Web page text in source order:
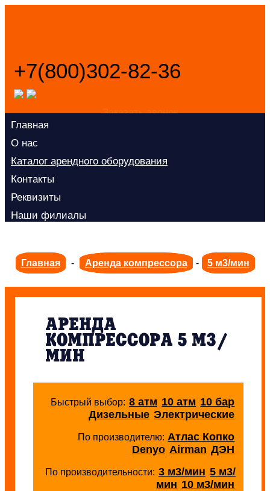
+7(800)302-82-36
Заказать звонок
Главная
О нас
Каталог арендного оборудования
Контакты
Реквизиты
Наши филиалы
Главная - Аренда компрессора - 5 м3/мин
АРЕНДА
КОМПРЕССОРА 5 М3/
МИН
Быстрый выбор: 8 атм 10 атм 10 бар
Дизельные Электрические
По производителю: Атлас Копко
Denyo Airman ДЭН
По производительности: 3 м3/мин 5 м3/
мин 10 м3/мин